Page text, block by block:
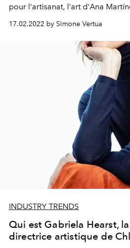
pour l'artisanat, l'art d'Ana
réflexion sur le concept
menée par les mots d'Emanuele
17.02.2022 by Simone Vertua
INDUSTRY TRENDS
Qui est Gabriela Hearst,
directrice artistique de